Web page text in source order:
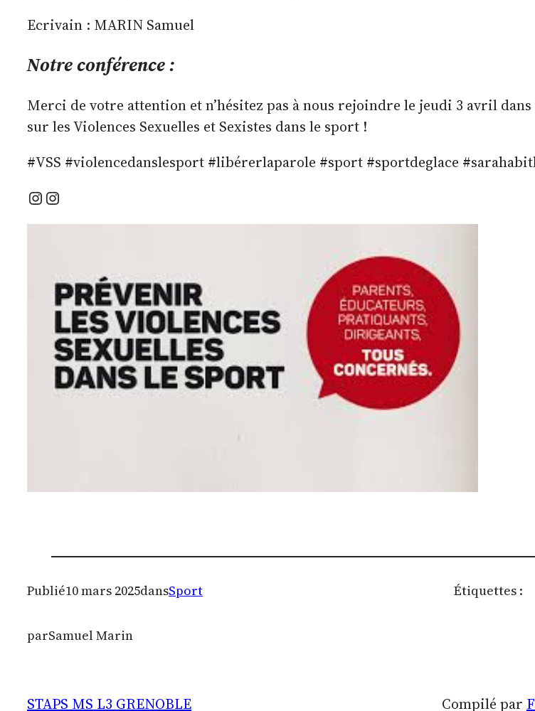
Ecrivain : MARIN Samuel
Notre conférence :
Merci de votre attention et n’hésitez pas à nous rejoindre le jeudi 3 avril
sur les Violences Sexuelles et Sexistes dans le sport !
#VSS #violencedanslesport #libérerlaparole #sport #sportdeglace
Instagram
Instagram
Publié10 mars 2025dansSport
parSamuel Marin
Étiquettes :
STAPS MS L3 GRENOBLE Compilé par